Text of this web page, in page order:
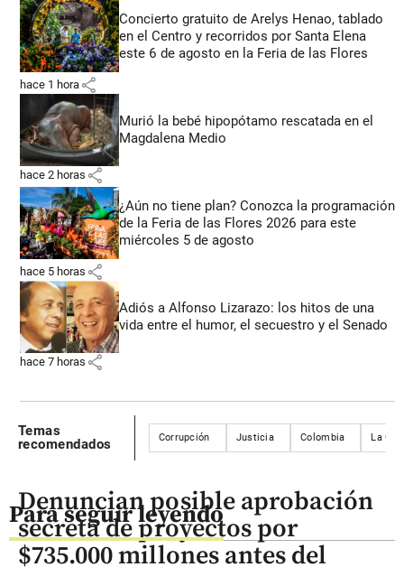
Concierto gratuito de Arelys Henao, tablado
en el Centro y recorridos por Santa Elena
este 6 de agosto en la Feria de las Flores
hace 1 hora share
Murió la bebé hipopótamo rescatada en el
Magdalena Medio
hace 2 horas share
¿Aún no tiene plan? Conozca la programación
de la Feria de las Flores 2026 para este
miércoles 5 de agosto
hace 5 horas share
Adiós a Alfonso Lizarazo: los hitos de una
vida entre el humor, el secuestro y el Senado
hace 7 horas share
Temas
recomendados
Corrupción Justicia Colombia La
Para seguir leyendo
Denuncian posible aprobación
secreta de proyectos por
$735.000 millones antes del